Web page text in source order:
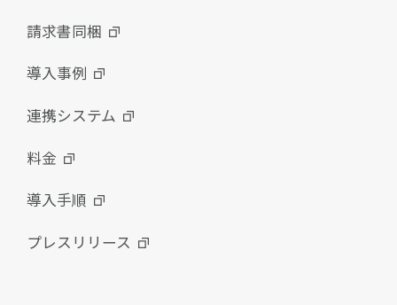
請求書同梱
導入事例
連携システム
料金
導入手順
プレスリリース